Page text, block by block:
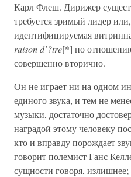
Карл Флеш. Дирижер
требуется зримый лидер
идентифицируемая
raison d’?tre[*] по
совершенно вторично.
Он не играет ни на одном
единого звука, и тем не
музыки, достаточно
наградой этому человеку
кто и вправду порождает
говорит полемист Ганс
сущности говоря, излишнее;